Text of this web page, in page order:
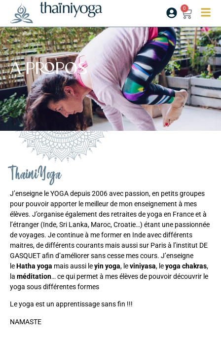
0
A propos
ThainiYoga
J’enseigne le YOGA depuis 2006 avec passion, en petits groupes
pour pouvoir apporter le meilleur de mon enseignement à mes
élèves. J’organise également des retraites de yoga en France et à
l’étranger (Inde, Sri Lanka, Maroc, Croatie…) étant une passionnée
de voyages. Je continue à me former en Inde avec différents
maitres, de différents courants mais aussi sur Paris à l’institut DE
GASQUETafin d’améliorer sans cesse mes cours. J’enseigne
leHatha yoga mais aussi leyin yoga, leviniyasa, leyoga chakras,
la méditation… ce qui permet à mes élèves de pouvoir découvrir le
yoga sous différentes formes
Le yoga est un apprentissage sans fin !!!
NAMASTE